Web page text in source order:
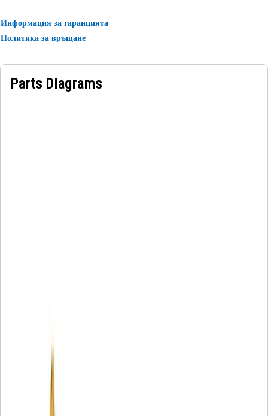
Информация за гаранцията
Политика за връщане
Parts Diagrams